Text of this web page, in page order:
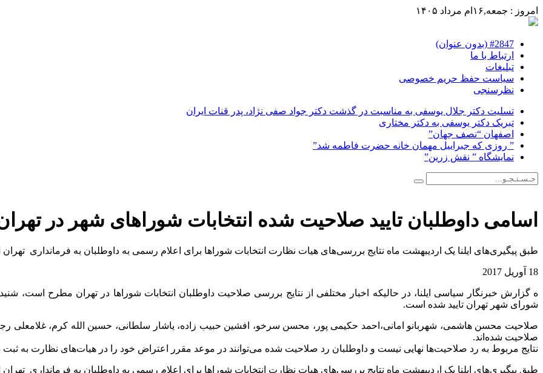
امروز : جمعه,۱۶ام مرداد ۱۴۰۵
#2847 (بدون عنوان)
ارتباط با ما
تبلیغات
سیاست حفظ حریم خصوصی
نظرسنجی
تسلیت دکتر جلال یوسفی به مناسبت در گذشت دکتر جواد صفی نژاد، پدر قنات ایران
تبریک دکتر یوسفی به دکتر مختاری
اصفهان “نصف جهان”
” روزی که جبراییل مهمان خانه حضرت فاطمه شد”
نمایشگاه ” نقش زرین”
اسامی داوطلبان تایید صلاحیت شده انتخابات شوراهای شهر در
طبق پیگیری‌های ایلنا یک اردیبهشت ماه نتایج بررسی‌های هیات نظارت انتخابات شوراها برای اعلام رسمی به داوطلبان به فرمانداری
18 آوریل 2017
ه گزارش خبرنگار سیاسی ایلنا، در حالیکه اخبار مختلفی از نتایج بررسی صلاحیت داوطلبان انتخابات شوراها در تهران مطرح است،
شورای شهر تهران تایید شده است.
صلاحیت محسن هاشمی، شهربانو امانی،احمد حکیمی پور، محسن سرخو، افشین حبیب زاده، یاشار سلطانی، حسین الله کرم، غلامعلی
صلاحیت شده‌اند.
نتایج مربوط به رد صلاحیت‌ها نهایی نیست و داوطلبان رد صلاحیت شده می‌توانند در موعد مقرر اعتراض خود را در هیات‌های نظارت به ثبت
طبق پیگیری‌های ایلنا یک اردیبهشت ماه نتایج بررسی‌های هیات نظارت انتخابات شوراها برای اعلام رسمی به داوطلبان به فرمانداری